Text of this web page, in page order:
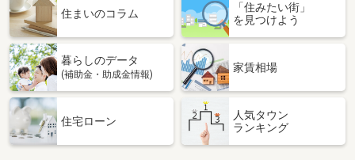
住まいのコラム
「住みたい街」
を見つけよう
暮らしのデータ
(補助金・助成金情報)
家賃相場
住宅ローン
人気タウン
ランキング